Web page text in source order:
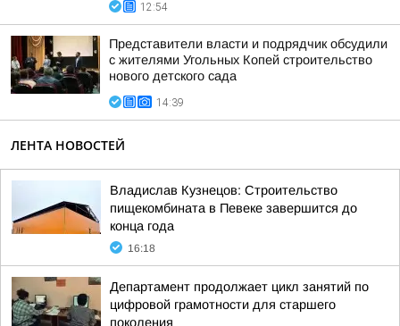
12:54
Представители власти и подрядчик обсудили
с жителями Угольных Копей строительство
нового детского сада
14:39
ЛЕНТА НОВОСТЕЙ
Владислав Кузнецов: Строительство
пищекомбината в Певеке завершится до
конца года
16:18
Департамент продолжает цикл занятий по
цифровой грамотности для старшего
поколения